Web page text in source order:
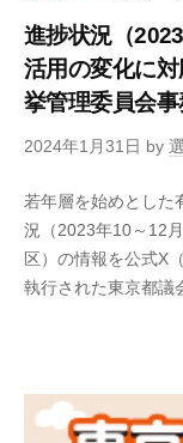
進捗状況（
活用の変化に
挙管理委員会事
2024年1月31日 by
若年層を始めとした
況（2023年10～12
区）の情報を公式X
執行された東京都議